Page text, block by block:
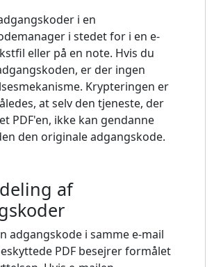
i en
i stedet for i en e-
eller på en note. Hvis du
er der ingen
Krypteringen er
at selv den tjeneste, der
PDF'en, ikke kan gendanne
den originale adgangskode.
af
adgangskode i samme e-mail
PDF besejrer formålet